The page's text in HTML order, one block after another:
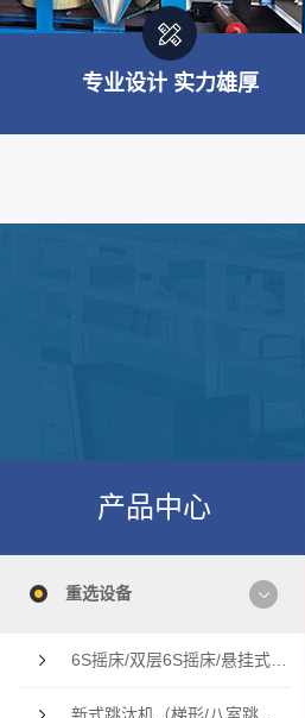
专业设计 实力雄厚
设备、磨矿及筛分设备、搅拌设
备、制砂设备等
产品中心
重选设备